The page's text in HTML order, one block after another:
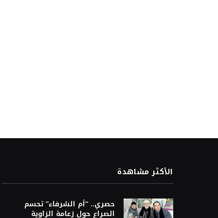
الأكثر مشاهدة
حصري.. “أم الشرفاء” تحسم
الصراع حول زعامة الزاوية